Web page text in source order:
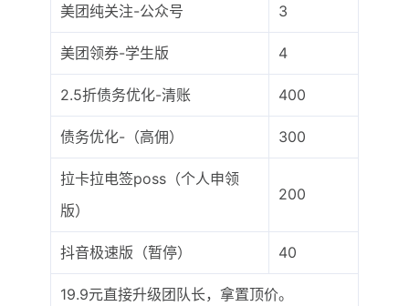
美团纯关注-公众号 3
美团领券-学生版 4
2.5折债务优化-清账 400
债务优化-（高佣） 300
拉卡拉电签poss（个人申领
版）
200
抖音极速版（暂停） 40
19.9元直接升级团队长，拿置顶价。